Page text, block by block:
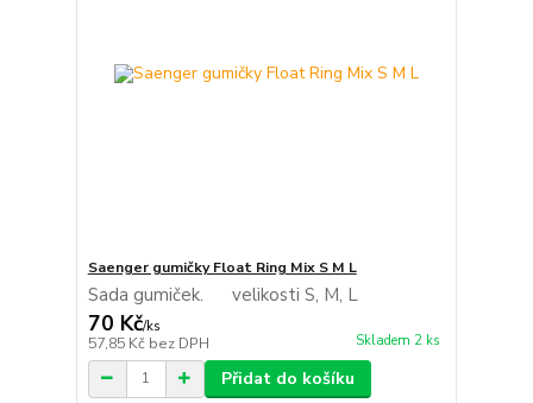
Saenger gumičky Float Ring Mix S M L
Sada gumiček. velikosti S, M, L
70 Kč/ks
57,85 Kč bez DPH Skladem 2 ks
Přidat do košíku